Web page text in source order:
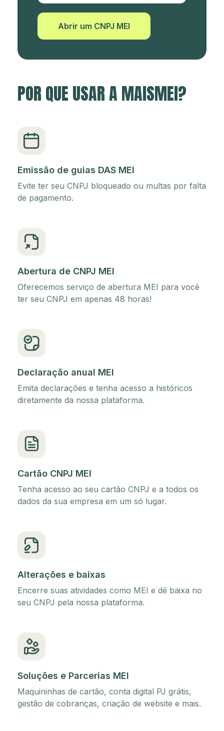
Abrir um CNPJ MEI
POR QUE USAR A MAISMEI?
Emissão de guias DAS MEI
Evite ter seu CNPJ bloqueado ou multas por falta
de pagamento.
Abertura de CNPJ MEI
Oferecemos serviço de abertura MEI para você
ter seu CNPJ em apenas 48 horas!
Declaração anual MEI
Emita declarações e tenha acesso a históricos
diretamente da nossa plataforma.
Cartão CNPJ MEI
Tenha acesso ao seu cartão CNPJ e a todos os
dados da sua empresa em um só lugar.
Alterações e baixas
Encerre suas atividades como MEI e dê baixa no
seu CNPJ pela nossa plataforma.
Soluções e Parcerias MEI
Maquininhas de cartão, conta digital PJ grátis,
gestão de cobranças, criação de website e mais.